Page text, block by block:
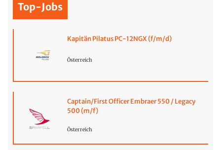
Top-Jobs
Kapitän Pilatus PC-12NGX (f/m/d)
Österreich
Captain/First Officer Embraer 550 / Legacy
500 (m/f)
Österreich